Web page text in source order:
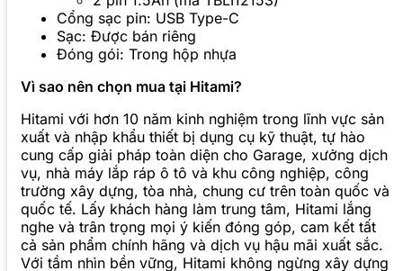
Cổng sạc pin: USB Type-C
Sạc: Được bán riêng
Đóng gói: Trong hộp nhựa
Vì sao nên chọn mua tại Hitami?
Hitami với hơn 10 năm kinh nghiệm trong lĩnh vực sản
xuất và nhập khẩu thiết bị dụng cụ kỹ thuật, tự hào
cung cấp giải pháp toàn diện cho Garage, xưởng dịch
vụ, nhà máy lắp ráp ô tô và khu công nghiệp, công
trường xây dựng, tòa nhà, chung cư trên toàn quốc và
quốc tế. Lấy khách hàng làm trung tâm, Hitami lắng
nghe và trân trọng mọi ý kiến đóng góp, cam kết tất
cả sản phẩm chính hãng và dịch vụ hậu mãi xuất sắc.
Với tầm nhìn bền vững, Hitami không ngừng xây dựng